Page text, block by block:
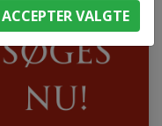
ACCEPTER VALGTE